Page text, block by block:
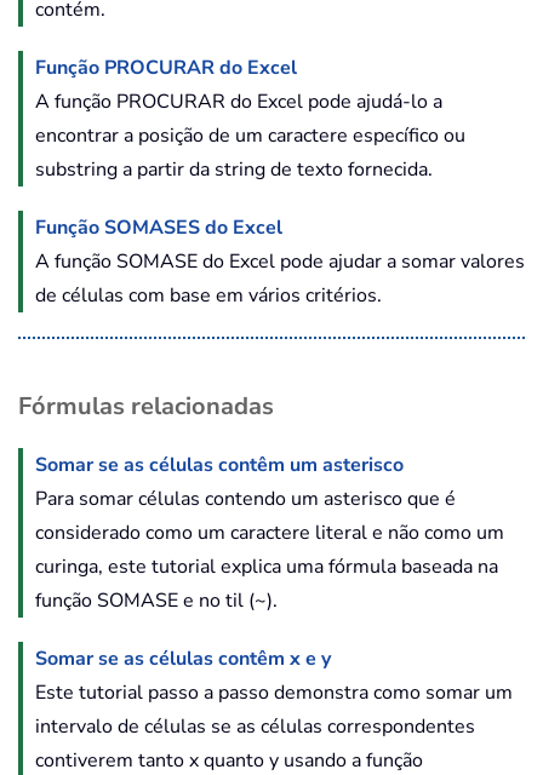
contém.
Função PROCURAR do Excel
A função PROCURAR do Excel pode ajudá-lo a
encontrar a posição de um caractere específico ou
substring a partir da string de texto fornecida.
Função SOMASES do Excel
A função SOMASE do Excel pode ajudar a somar valores
de células com base em vários critérios.
Fórmulas relacionadas
Somar se as células contêm um asterisco
Para somar células contendo um asterisco que é
considerado como um caractere literal e não como um
curinga, este tutorial explica uma fórmula baseada na
função SOMASE e no til (~).
Somar se as células contêm x e y
Este tutorial passo a passo demonstra como somar um
intervalo de células se as células correspondentes
contiverem tanto x quanto y usando a função